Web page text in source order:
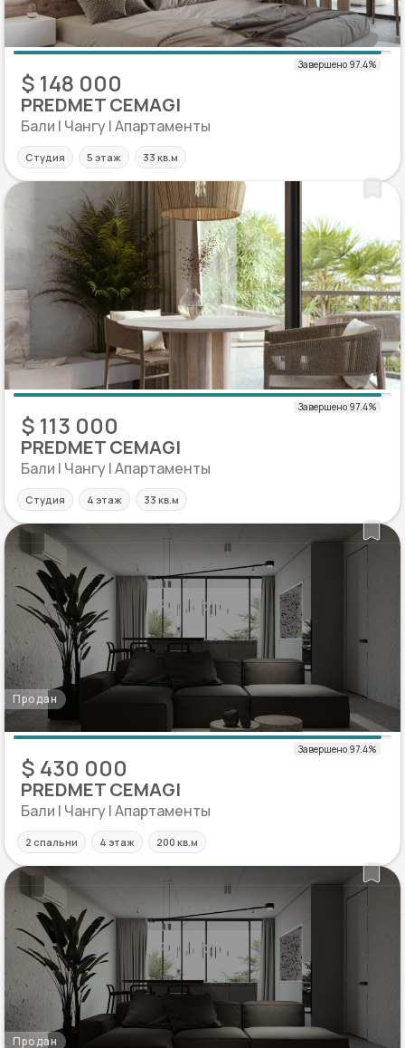
$ 148 000
PREDMET CEMAGI
Бали | Чангу | Апартаменты
Студия 5 этаж 33 кв.м
$ 113 000
PREDMET CEMAGI
Бали | Чангу | Апартаменты
Студия 4 этаж 33 кв.м
Продан
$ 430 000
PREDMET CEMAGI
Бали | Чангу | Апартаменты
2 спальни 4 этаж 200 кв.м
Продан